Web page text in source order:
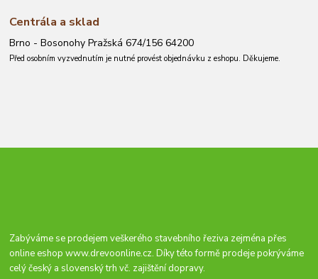
Centrála a sklad
Brno - Bosonohy Pražská 674/156 64200
Před osobním vyzvednutím je nutné provést objednávku z eshopu. Děkujeme.
Zabýváme se prodejem veškerého stavebního řeziva zejména přes
online eshopwww.drevoonline.cz. Díky této formě prodeje pokrýváme
celý český a slovenský trh vč. zajištění dopravy.